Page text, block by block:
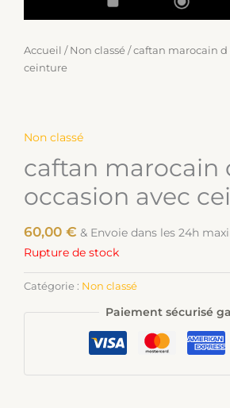
Accueil / Non classé / caftan marocain d
ceinture
Non classé
caftan marocain
occasion avec
60,00 € & Envoie dans les 24h
Rupture de stock
Catégorie : Non classé
Paiement sécurisé